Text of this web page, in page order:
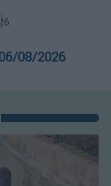
08/2026